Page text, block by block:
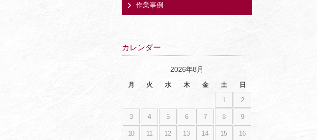
作業事例
カレンダー
2026年8月
月 火 水 木 金 土 日
1 2
3 4 5 6 7 8 9
10 11 12 13 14 15 16